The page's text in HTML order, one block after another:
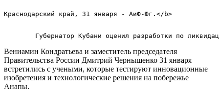
Краснодарский край, 31 января - АиФ-Юг.</b>
Вениамин Кондратьева и заместитель председателя
Правительства России Дмитрий Чернышенко 31 января
встретились с учеными, которые тестируют инновационные
изобретения и технологические решения на побережье
Анапы.